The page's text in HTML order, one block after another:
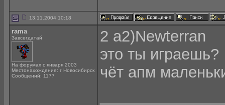
13.11.2004 10:18
rama
Завсегдатай
На форумах с января 2003
Местонахождение: г Новосибирск
Сообщений: 1177
2 a2)Newterran
это ты играешь?
чёт апм